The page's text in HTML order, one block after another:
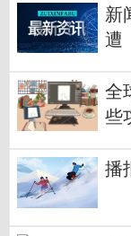
新
遭
全
些
播